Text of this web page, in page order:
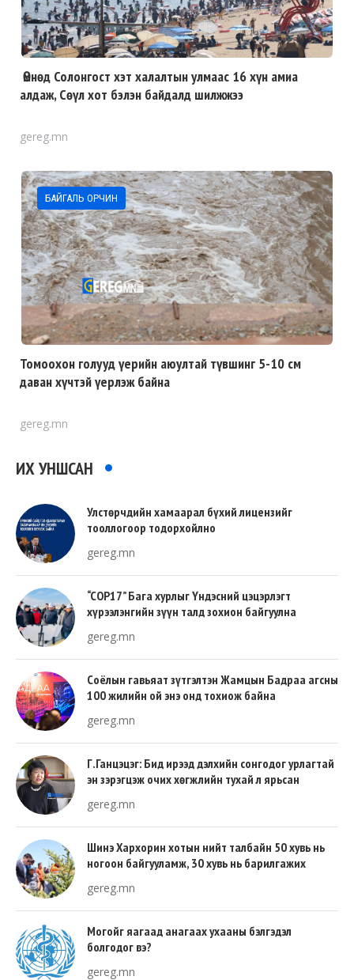
Өмнөд Солонгост хэт халалтын улмаас 16 хүн амиа
алдаж, Сөүл хот бэлэн байдалд шилжжээ
gereg.mn
БАЙГАЛЬ ОРЧИН
Томоохон голууд үерийн аюултай түвшинг 5-10 см
даван хүчтэй үерлэж байна
gereg.mn
ИХ УНШСАН
Улстөрчдийн хамаарал бүхий лицензийг
тооллогоор тодорхойлно
gereg.mn
“COP17” Бага хурлыг Үндэсний цэцэрлэгт
хүрээлэнгийн зүүн талд зохион байгуулна
gereg.mn
Соёлын гавьяат зүтгэлтэн Жамцын Бадраа агсны
100 жилийн ой энэ онд тохиож байна
gereg.mn
Г.Ганцэцэг: Бид ирээд дэлхийн сонгодог урлагтай
эн зэрэгцэж очих хөгжлийн тухай л ярьсан
gereg.mn
Шинэ Хархорин хотын нийт талбайн 50 хувь нь
ногоон байгууламж, 30 хувь нь барилгажих
gereg.mn
Могойг яагаад анагаах ухааны бэлгэдэл
болгодог вэ?
gereg.mn